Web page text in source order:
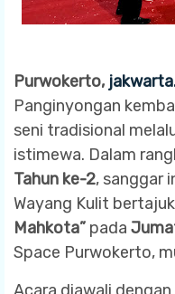
Purwokerto,
Panginyongan
seni tradisional
istimewa. Dalam
Tahun ke-2, sanggar
Wayang Kulit bertajuk
Mahkota” pada
Space Purwokerto,